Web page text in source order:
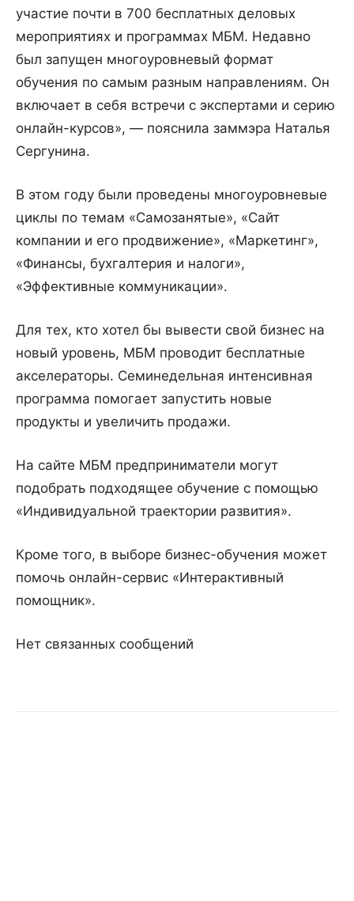
участие почти в 700 бесплатных деловых
мероприятиях и программах МБМ. Недавно
был запущен многоуровневый формат
обучения по самым разным направлениям. Он
включает в себя встречи с экспертами и серию
онлайн-курсов», — пояснила заммэра Наталья
Сергунина.
В этом году были проведены многоуровневые
циклы по темам «Самозанятые», «Сайт
компании и его продвижение», «Маркетинг»,
«Финансы, бухгалтерия и налоги»,
«Эффективные коммуникации».
Для тех, кто хотел бы вывести свой бизнес на
новый уровень, МБМ проводит бесплатные
акселераторы. Семинедельная интенсивная
программа помогает запустить новые
продукты и увеличить продажи.
На сайте МБМ предприниматели могут
подобрать подходящее обучение с помощью
«Индивидуальной траектории развития».
Кроме того, в выборе бизнес-обучения может
помочь онлайн-сервис «Интерактивный
помощник».
Нет связанных сообщений